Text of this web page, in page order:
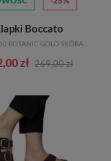
masz pewność, że
sezonów.
sklepie znajdziesz
Niezależnie od
dodatkiem do
charakteru.
na buty, które nie
komfort.
Boccato
zł 269,00 zł